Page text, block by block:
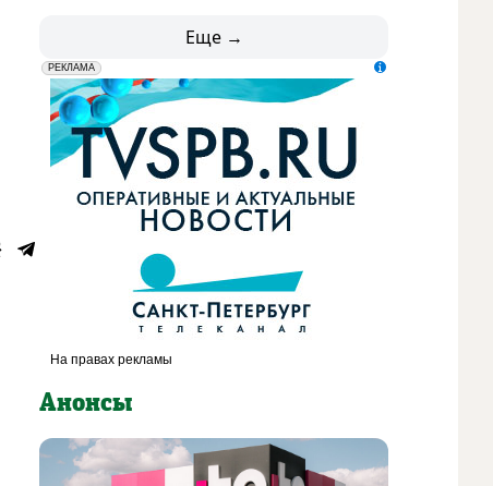
Еще →
erid: LdtCK5udn
РЕКЛАМА
АО "ГАТР", ИНН: 7841320717
Анонсы